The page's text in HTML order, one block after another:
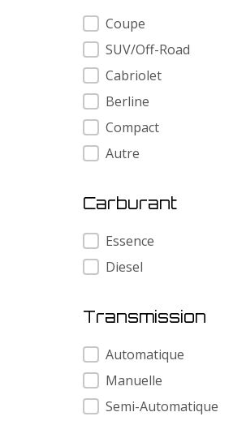
Carrosserie
Coupe
SUV/Off-Road
Cabriolet
Berline
Compact
Autre
Carburant
Carburant
Essence
Diesel
Transmission
Transmission
Automatique
Manuelle
Semi-Automatique